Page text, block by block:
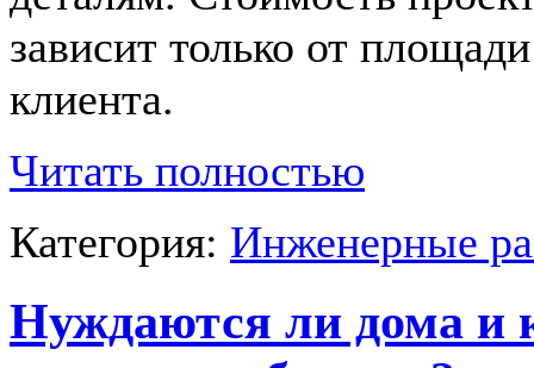
зависит только от
клиента.
Читать полностью
Категория: Инженерные
Нуждаются ли дома и